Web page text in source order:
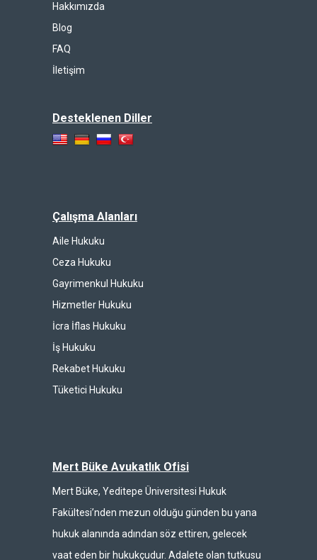
Hakkımızda
Blog
FAQ
İletişim
Desteklenen Diller
Çalışma Alanları
Aile Hukuku
Ceza Hukuku
Gayrimenkul Hukuku
Hizmetler Hukuku
İcra İflas Hukuku
İş Hukuku
Rekabet Hukuku
Tüketici Hukuku
Mert Büke Avukatlık Ofisi
Mert Büke, Yeditepe Üniversitesi Hukuk
Fakültesi’nden mezun olduğu günden bu yana
hukuk alanında adından söz ettiren, gelecek
vaat eden bir hukukçudur. Adalete olan tutkusu